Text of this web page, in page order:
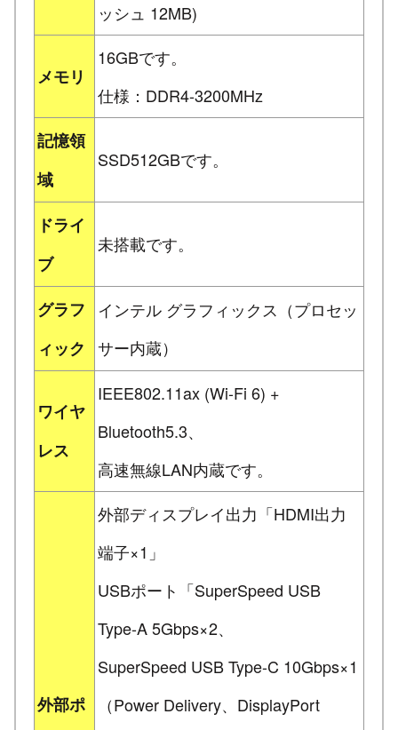
ッシュ 12MB)
メモリ
16GBです。
仕様：DDR4-3200MHz
記憶領
域
SSD512GBです。
ドライ
ブ
未搭載です。
グラフ
ィック
インテル グラフィックス（プロセッ
サー内蔵）
ワイヤ
レス
IEEE802.11ax (Wi-Fi 6) +
Bluetooth5.3、
高速無線LAN内蔵です。
外部ポ
外部ディスプレイ出力「HDMI出力
端子×1」
USBポート「SuperSpeed USB
Type-A 5Gbps×2、
SuperSpeed USB Type-C 10Gbps×1
（Power Delivery、DisplayPort